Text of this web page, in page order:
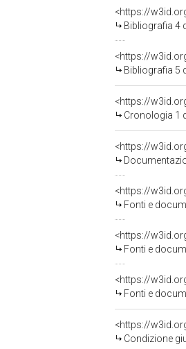
<https://
Bibliografia 4
<https://
Bibliografia 5
<https://
Cronologia 1
<https://
Fonti e
<https://
Fonti e
<https://
Fonti e
<https://
Condizione